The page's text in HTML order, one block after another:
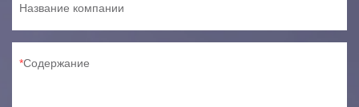
Название компании
Содержание